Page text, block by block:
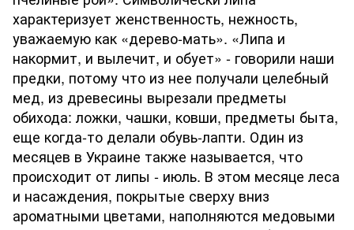
характеризует женственность, нежность,
уважаемую как «дерево-мать». «Липа и
накормит, и вылечит, и обует» - говорили наши
предки, потому что из нее получали целебный
мед, из древесины вырезали предметы
обихода: ложки, чашки, ковши, предметы быта,
еще когда-то делали обувь-лапти. Один из
месяцев в Украине также называется, что
происходит от липы - июль. В этом месяце леса
и насаждения, покрытые сверху вниз
ароматными цветами, наполняются медовыми